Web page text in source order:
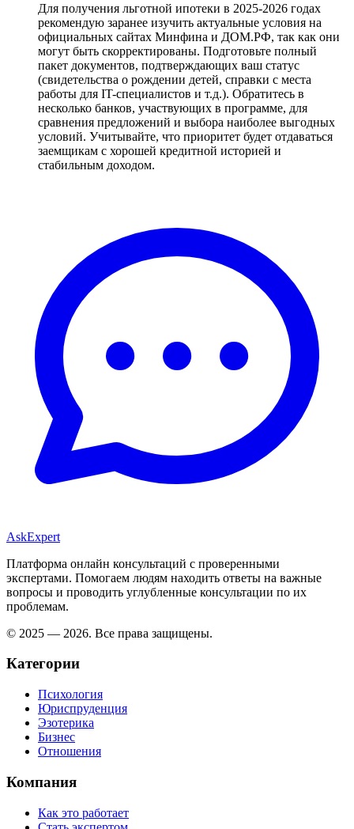
Для получения льготной ипотеки в 2025-2026 годах
рекомендую заранее изучить актуальные условия на
официальных сайтах Минфина и ДОМ.РФ, так как они
могут быть скорректированы. Подготовьте полный
пакет документов, подтверждающих ваш статус
(свидетельства о рождении детей, справки с места
работы для IT-специалистов и т.д.). Обратитесь в
несколько банков, участвующих в программе, для
сравнения предложений и выбора наиболее выгодных
условий. Учитывайте, что приоритет будет отдаваться
заемщикам с хорошей кредитной историей и
стабильным доходом.
AskExpert
Платформа онлайн консультаций с проверенными
экспертами. Помогаем людям находить ответы на важные
вопросы и проводить углубленные консультации по их
проблемам.
© 2025 — 2026. Все права защищены.
Категории
Психология
Юриспруденция
Эзотерика
Бизнес
Отношения
Компания
Как это работает